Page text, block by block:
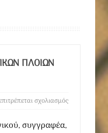
ΠΛΟΊΩΝ
σχολιασμός
συγγραφέα,